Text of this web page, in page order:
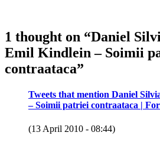
1 thought on “Daniel
Emil Kindlein – Soimii
contraataca”
Tweets that mention Daniel
– Soimii patriei contraataca |
(13 April 2010 - 08:44)